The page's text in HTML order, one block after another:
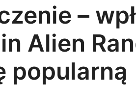
–
Alien
popularną